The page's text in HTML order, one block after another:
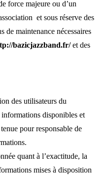
force majeure ou d’un
et sous réserve des
de maintenance nécessaires
bazicjazzband.fr/et des
des utilisateurs du
disponibles et
pour responsable de
quant à l’exactitude, la
mises à disposition